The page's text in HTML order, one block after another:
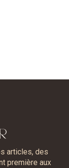
articles, des
première aux